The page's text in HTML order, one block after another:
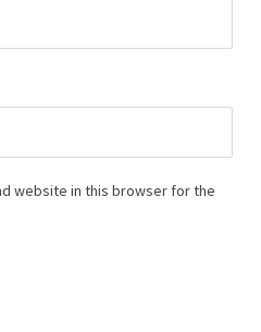
website in this browser for the